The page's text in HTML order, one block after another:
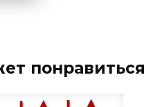
понравиться